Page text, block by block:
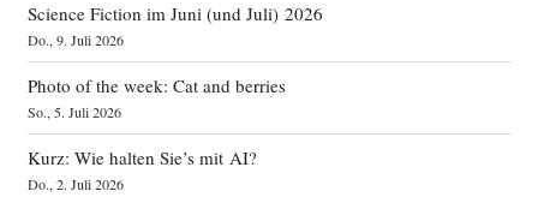
Science Fiction im Juni (und Juli) 2026
Do., 9. Juli 2026
Photo of the week: Cat and berries
So., 5. Juli 2026
Kurz: Wie halten Sie’s mit AI?
Do., 2. Juli 2026